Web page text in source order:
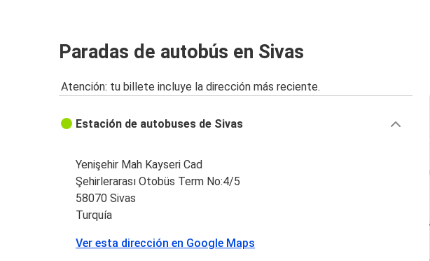
Paradas de autobús en Sivas
Atención: tu billete incluye la dirección más reciente.
Estación de autobuses de Sivas
Yenişehir Mah Kayseri Cad
Şehirlerarası Otobüs Term No:4/5
58070 Sivas
Turquía
Ver esta dirección en Google Maps